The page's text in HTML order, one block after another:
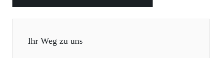
Ihr Weg zu uns